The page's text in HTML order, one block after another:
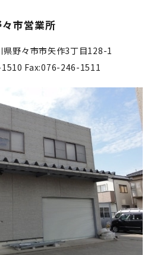
市営業所
県野々市市矢作3丁目128-1
Fax:076-246-1511